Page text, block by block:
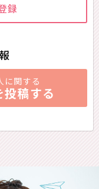
録
に関する
投稿する